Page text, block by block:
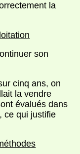
la
son
cinq ans, on
la vendre
évalués dans
ce qui justifie